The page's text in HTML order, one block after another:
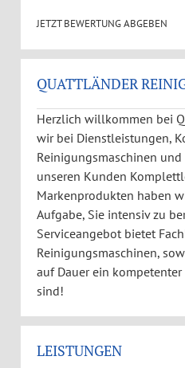
JETZT BEWERTUNG ABGEBEN
QUATTLÄNDER
Herzlich willkommen bei
wir bei Dienstleistungen,
Reinigungsmaschinen
unseren Kunden
Markenprodukten haben
Aufgabe, Sie intensiv zu
Serviceangebot bietet
Reinigungsmaschinen,
auf Dauer ein
sind!
LEISTUNGEN